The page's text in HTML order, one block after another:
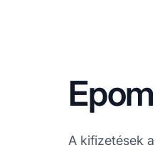
A kifizetések